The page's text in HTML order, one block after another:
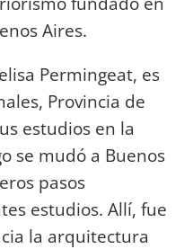
Aires.
Permingeat, es
Provincia de
estudios en la
se mudó a Buenos
pasos
estudios. Allí, fue
la arquitectura